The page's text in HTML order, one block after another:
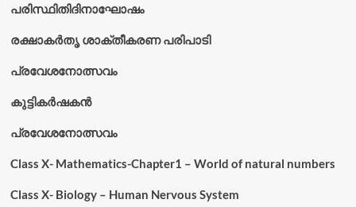
പരിസ്ഥിതിദിനാഘോഷം
രക്ഷാകർതൃ ശാക്തീകരണ പരിപാടി
പ്രവേശനോത്സവം
കുട്ടികര്‍ഷകന്‍
പ്രവേശനോത്സവം
Class X- Mathematics-Chapter1 – World of natural numbers
Class X- Biology – Human Nervous System